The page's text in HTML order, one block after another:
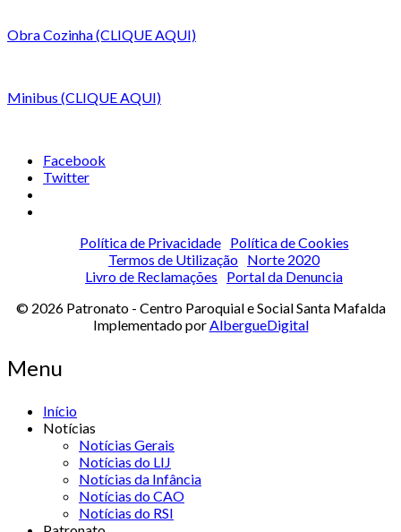
Obra Cozinha (CLIQUE AQUI)
Minibus (CLIQUE AQUI)
Facebook
Twitter
Política de Privacidade
Política de Cookies
Termos de Utilização Norte 2020
Livro de Reclamações
Portal da Denuncia
© 2026 Patronato - Centro Paroquial e Social Santa Mafalda
Implementado por AlbergueDigital
Menu
Início
Notícias
Notícias Gerais
Notícias do LIJ
Notícias da Infância
Notícias do CAO
Notícias do RSI